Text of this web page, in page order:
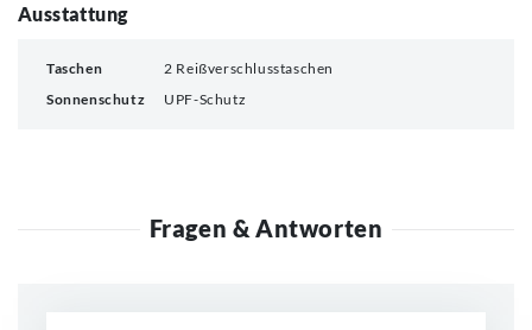
Ausstattung
Taschen
2 Reißverschlusstaschen
Sonnenschutz
UPF-Schutz
Fragen & Antworten